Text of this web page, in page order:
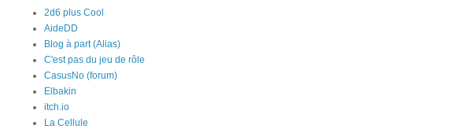
2d6 plus Cool
AideDD
Blog à part (Alias)
C'est pas du jeu de rôle
CasusNo (forum)
Elbakin
itch.io
La Cellule